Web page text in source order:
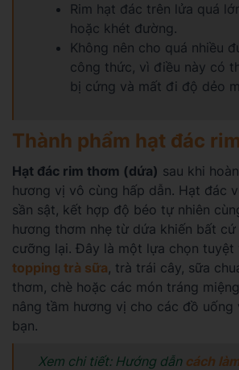
Rim hạt đác trên lửa quá
hoặc khét đường.
Không nên cho quá nhiều
công thức, vì điều này có
bị cứng và mất đi độ dẻo
Thành phẩm hạt đác
Hạt đác rim thơm (dứa) sau khi
hương vị vô cùng hấp dẫn. Hạt đác
sần sật, kết hợp độ béo tự nhiên
hương thơm nhẹ từ dứa khiến bất
cưỡng lại. Đây là một lựa chọn tuyệt
topping trà sữa, trà trái cây, sữa
thơm, chè hoặc các món tráng
nâng tầm hương vị cho các đồ uống
bạn.
Xem chi tiết: Hướng dẫn cách